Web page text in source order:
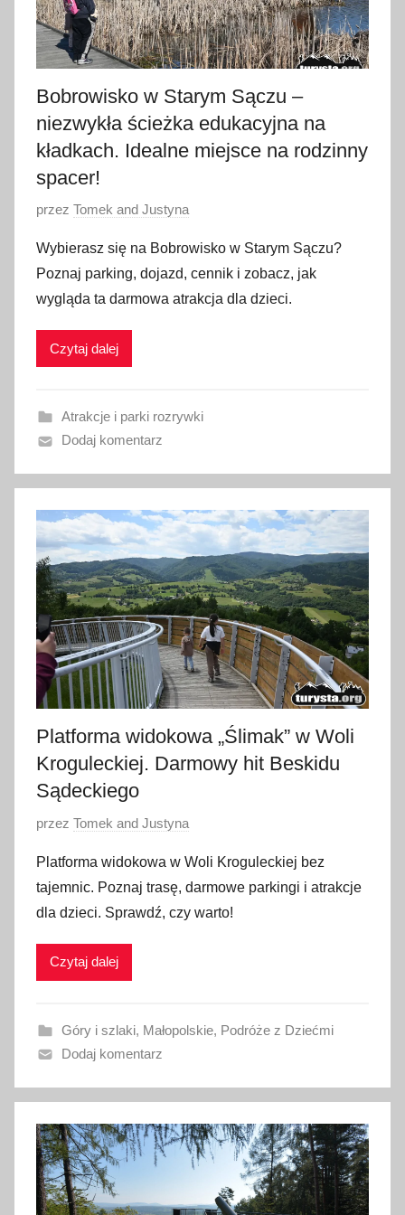
Bobrowisko w Starym Sączu –
niezwykła ścieżka edukacyjna na
kładkach. Idealne miejsce na rodzinny
spacer!
O
u
b
l
i
a
n
1
5
l
i
p
c
a
2
0
2
6
przez Tomek and Justyna
Wybierasz się na Bobrowisko w Starym Sączu?
Poznaj parking, dojazd, cennik i zobacz, jak
wygląda ta darmowa atrakcja dla dzieci.
Czytaj dalej
Atrakcje i parki rozrywki
Dodaj komentarz
Platforma widokowa „Ślimak” w Woli
Kroguleckiej. Darmowy hit Beskidu
Sądeckiego
O
u
b
l
i
a
n
7
l
i
p
c
przez Tomek and Justyna
Platforma widokowa w Woli Kroguleckiej bez
tajemnic. Poznaj trasę, darmowe parkingi i atrakcje
dla dzieci. Sprawdź, czy warto!
Czytaj dalej
Góry i szlaki, Małopolskie, Podróże z Dziećmi
Dodaj komentarz